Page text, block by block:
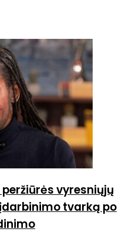
vyresniųjų
tvarką po